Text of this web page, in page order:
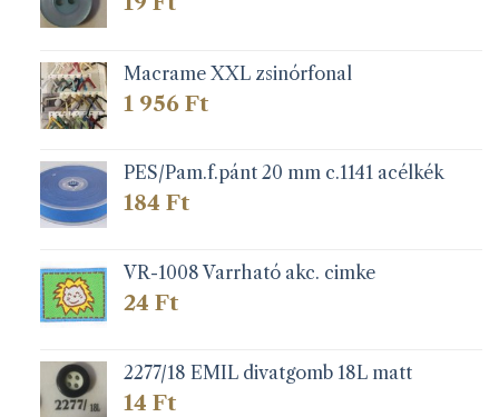
Macrame XXL zsinórfonal
1 956 Ft
PES/Pam.f.pánt 20 mm c.1141 acélkék
184 Ft
VR-1008 Varrható akc. cimke
24 Ft
2277/18 EMIL divatgomb 18L matt
14 Ft